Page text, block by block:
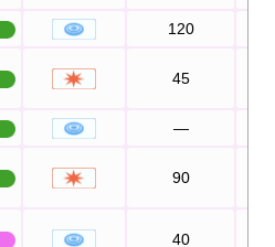
120
45
—
90
40